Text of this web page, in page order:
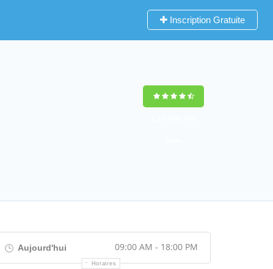
Inscription Gratuite
Aujourd'hui 09:00 AM - 18:00 PM
Horaires